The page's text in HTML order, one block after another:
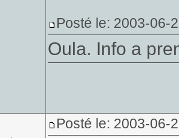
Posté le: 2003-06-
Oula. Info a
Posté le: 2003-06-